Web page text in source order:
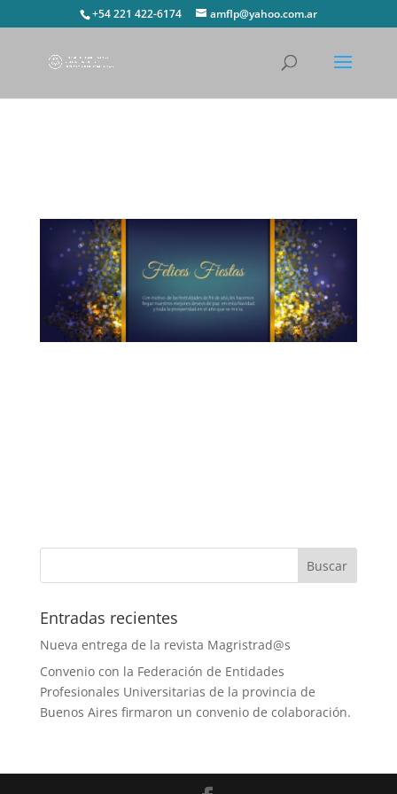
+54 221 422-6174 amflp@yahoo.com.ar
Entradas recientes
Nueva entrega de la revista Magristrad@s
Convenio con la Federación de Entidades
Profesionales Universitarias de la provincia de
Buenos Aires firmaron un convenio de colaboración.